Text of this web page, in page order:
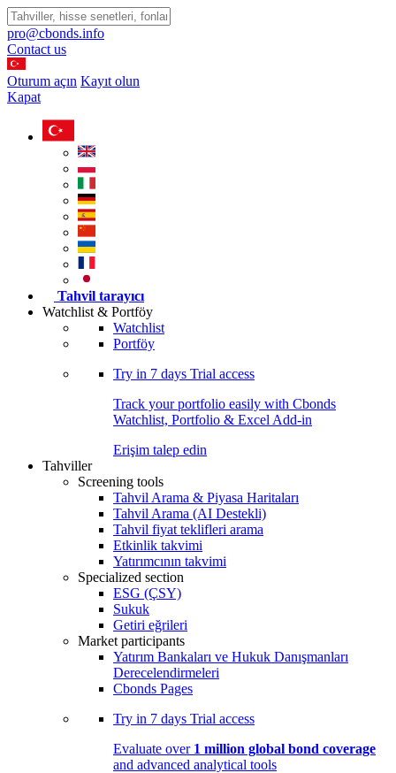
pro@cbonds.info
Contact us
Oturum açın Kayıt olun
Kapat
Tahvil tarayıcı
Watchlist & Portföy
Watchlist
Portföy
Try in 7 days Trial access
Track your portfolio easily with Cbonds
Watchlist, Portfolio & Excel Add-in
Erişim talep edin
Tahviller
Screening tools
Tahvil Arama & Piyasa Haritaları
Tahvil Arama (AI Destekli)
Tahvil fiyat teklifleri arama
Etkinlik takvimi
Yatırımcının takvimi
Specialized section
ESG (ÇSY)
Sukuk
Getiri eğrileri
Market participants
Yatırım Bankaları ve Hukuk Danışmanları
Derecelendirmeleri
Cbonds Pages
Try in 7 days Trial access
Evaluate over 1 million global bond coverage
and advanced analytical tools